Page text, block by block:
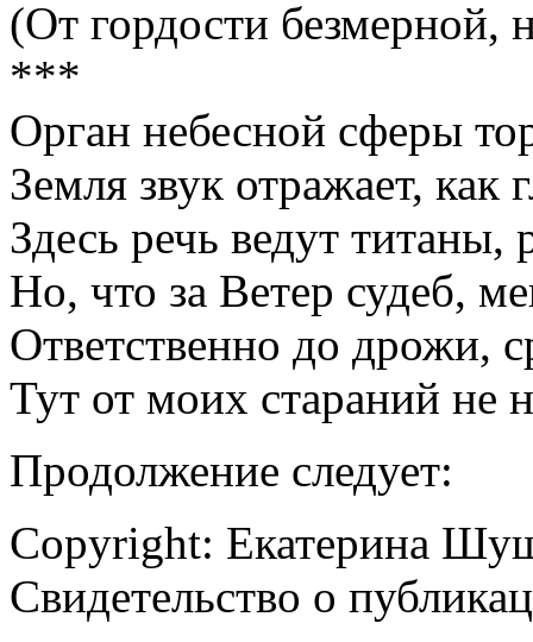
(От гордости безмерной,
***
Орган небесной сферы
Земля звук отражает, как
Здесь речь ведут титаны,
Но, что за Ветер судеб,
Ответственно до дрожи,
Тут от моих стараний не
Продолжение следует:
Copyright: Екатерина
Свидетельство о